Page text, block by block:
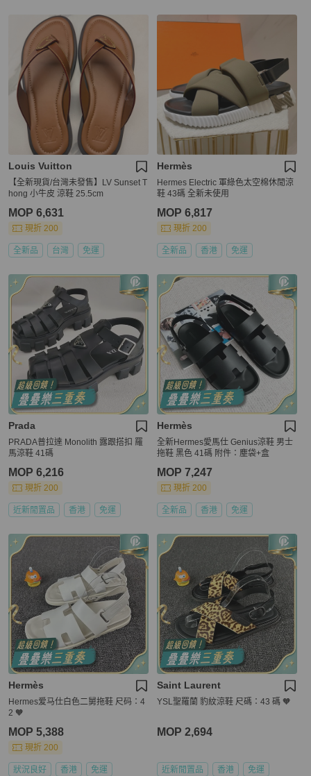
Louis Vuitton
【全新現貨/台灣未發售】LV Sunset T
hong 小牛皮 涼鞋 25.5cm
MOP 6,631
現折 200
全新品 台灣 免運
Hermès
Hermes Electric 軍綠色太空棉休閒涼
鞋 43碼 全新未使用
MOP 6,817
現折 200
全新品 香港 免運
Prada
PRADA普拉達 Monolith 露跟搭扣 羅
馬涼鞋 41碼
MOP 6,216
現折 200
近新閒置品 香港 免運
Hermès
全新Hermes愛馬仕 Genius涼鞋 男士
拖鞋 黑色 41碼 附件：塵袋+盒
MOP 7,247
現折 200
全新品 香港 免運
Hermès
Hermes爱马仕白色二舅拖鞋 尺码：4
2 🧡
MOP 5,388
現折 200
狀況良好 香港 免運
Saint Laurent
YSL聖羅蘭 豹紋涼鞋 尺碼：43 碼 🧡
MOP 2,694
近新閒置品 香港 免運